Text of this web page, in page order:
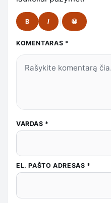
B I 😀
KOMENTARAS *
VARDAS *
EL. PAŠTO ADRESAS *